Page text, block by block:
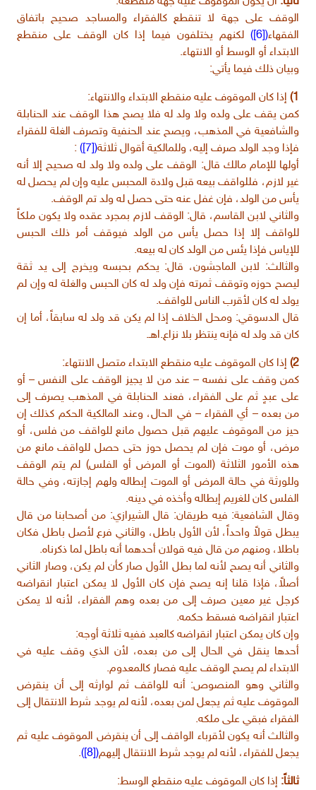
الوقف على جهة لا تنقطع كالفقراء والمساجد صحيح باتفاق
الفقهاء([6])
لكنهم يختلفون فيما إذا كان الوقف على منقطع
الابتداء أو الوسط أو الانتهاء.
وبيان ذلك فيما يأتي:
1) إذا كان الموقوف عليه منقطع الابتداء والانتهاء:
كمن يقف على ولده ولا ولد له فلا يصح هذا الوقف عند الحنابلة
والشافعية في المذهب، ويصح عند الحنفية وتصرف الغلة للفقراء
فإذا وجد الولد صرف إليه، وللمالكية أقوال ثلاثة([7])
:
أولها للإمام مالك قال: الوقف على ولده ولا ولد له صحيح إلا أنه
غير لازم، فللواقف بيعه قبل ولادة المحبس عليه وإن لم يحصل له
يأس من الولد، فإن غفل عنه حتى حصل له ولد تم الوقف.
والثاني لابن القاسم، قال: الوقف لازم بمجرد عقده ولا يكون ملكاً
للواقف إلا إذا حصل يأس من الولد فيوقف أمر ذلك الحبس
للإياس فإذا يئس من الولد كان له بيعه.
والثالث: لابن الماجشون، قال: يحكم بحبسه ويخرج إلى يد ثقة
ليصح حوزه وتوقف ثمرته فإن ولد له كان الحبس والغلة له وإن لم
يولد له كان لأقرب الناس للواقف.
قال الدسوقي: ومحل الخلاف إذا لم يكن قد ولد له سابقاً، أما إن
كان قد ولد له فإنه ينتظر بلا نزاع.اهـ.
2) إذا كان الموقوف عليه منقطع الابتداء متصل الانتهاء:
كمن وقف على نفسه – عند من لا يجيز الوقف على النفس – أو
على عبدٍ ثم على الفقراء، فعند الحنابلة في المذهب يصرف إلى
من بعده – أي الفقراء – في الحال، وعند المالكية الحكم كذلك إن
حيز من الموقوف عليهم قبل حصول مانع للواقف من فلس، أو
مرض، أو موت فإن لم يحصل حوز حتى حصل للواقف مانع من
هذه الأمور الثلاثة (الموت أو المرض أو الفلس) لم يتم الوقف
وللورثة في حالة المرض أو الموت إبطاله ولهم إجازته، وفي حالة
الفلس كان للغريم إبطاله وأخذه في دينه.
وقال الشافعية: فيه طريقان: قال الشيرازي: من أصحابنا من قال
يبطل قولاً واحداً، لأن الأول باطل، والثاني فرع لأصل باطل فكان
باطلا، ومنهم من قال فيه قولان أحدهما أنه باطل لما ذكرناه.
والثاني أنه يصح لأنه لما بطل الأول صار كأن لم يكن، وصار الثاني
أصلاً، فإذا قلنا إنه يصح فإن كان الأول لا يمكن اعتبار انقراضه
كرجل غير معين صرف إلى من بعده وهم الفقراء، لأنه لا يمكن
اعتبار انقراضه فسقط حكمه.
وإن كان يمكن اعتبار انقراضه كالعبد ففيه ثلاثة أوجه:
أحدها ينقل في الحال إلى من بعده، لأن الذي وقف عليه في
الابتداء لم يصح الوقف عليه فصار كالمعدوم.
والثاني وهو المنصوص: أنه للواقف ثم لوارثه إلى أن ينقرض
الموقوف عليه ثم يجعل لمن بعده، لأنه لم يوجد شرط الانتقال إلى
الفقراء فبقي على ملكه.
والثالث أنه يكون لأقرباء الواقف إلى أن ينقرض الموقوف عليه ثم
يجعل للفقراء، لأنه لم يوجد شرط الانتقال إليهم([8])
.
ثالثاً: إذا كان الموقوف عليه منقطع الوسط: